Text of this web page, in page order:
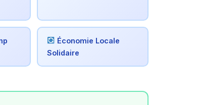
Économie Locale
Solidaire